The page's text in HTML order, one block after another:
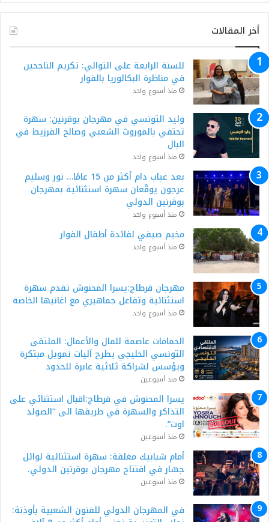
أخر المقالات
للسنة الرابعة على التوالي: تكريم الناجحين
في مناظرة البكالوريا بالفوار
منذ أسبوع واحد
وليد التونسي في مهرجان بوقرنين: سهرة
تحتفي بالموروث الشعبي وصالح الفرزيط في
البال
منذ أسبوع واحد
بعد غياب دام أكثر من 15 عامًا… نور وسليم
عرجون يوقّعان سهرة استثنائية بمهرجان
بوڨرنين الدولي
منذ أسبوع واحد
مخيم صيفي لفائدة أطفال الفوار
منذ أسبوع واحد
مهرجان قرطاج:يسرا المحنوش تقدم سهرة
استثنائية وتفاعل جماهيري مع اغانيها الخاصة
منذ أسبوع واحد
الحمامات عاصمة للمال والأعمال: الملتقى
التونسي الخليجي يطرح آليات تمويل مبتكرة
ويؤسس لشراكة ثلاثية عابرة للحدود
منذ أسبوعين
يسرا المحنوش في قرطاج:اقبال استثنائي على
التذاكر والسهرة في طريقها الى “الصولد
اوت”.
منذ أسبوعين
أمام شبابيك مغلقة: سهرة استثنائية لوائل
جسّار في افتتاح مهرجان بوقرنين الدولي.
منذ أسبوعين
في المهرجان الدولي للفنون الشعبية بأوذنة: